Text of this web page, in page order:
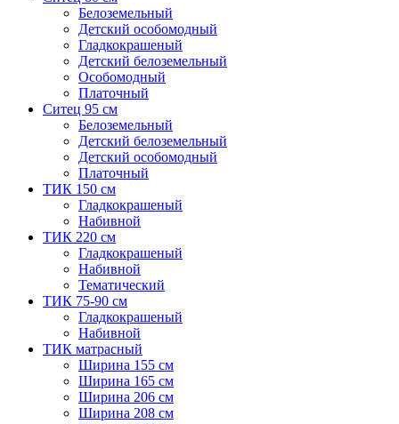
Белоземельный
Детский особомодный
Гладкокрашеный
Детский белоземельный
Особомодный
Платочный
Ситец 95 см
Белоземельный
Детский белоземельный
Детский особомодный
Платочный
ТИК 150 см
Гладкокрашеный
Набивной
ТИК 220 см
Гладкокрашеный
Набивной
Тематический
ТИК 75-90 см
Гладкокрашеный
Набивной
ТИК матрасный
Ширина 155 см
Ширина 165 см
Ширина 206 см
Ширина 208 см